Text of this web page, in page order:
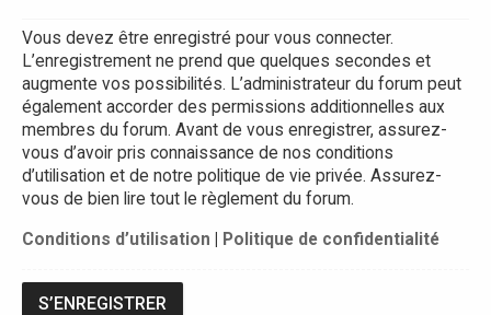
Vous devez être enregistré pour vous connecter.
L’enregistrement ne prend que quelques secondes et
augmente vos possibilités. L’administrateur du forum peut
également accorder des permissions additionnelles aux
membres du forum. Avant de vous enregistrer, assurez-
vous d’avoir pris connaissance de nos conditions
d’utilisation et de notre politique de vie privée. Assurez-
vous de bien lire tout le règlement du forum.
Conditions d’utilisation Politique de confidentialité
S’ENREGISTRER